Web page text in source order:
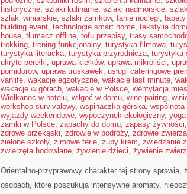
historyczne, szlaki kulinarne, szlaki nadmorskie,
szlaki winiarskie, szlaki zamków, tanie noclegi,
building event, technologie smart home, tekstylia
house, tłumacz offline, tofu przepisy, trasy
trekking, trening funkcjonalny, turystyka filmowa,
turystyka literacka, turystyka przyrodnicza, turystyka
ukryte perełki, uprawa kiełków, uprawa mikroliści,
pomidorów, uprawa truskawek, usługi cateringowe
vanlife, wakacje egzotyczne, wakacje last minute,
wakacje w górach, wakacje w Polsce, wentylacja
Wielkanoc w hotelu, wilgoć w domu, wine pairing,
workshop survivalowy, wspinaczka górska,
wyjazdy weekendowe, wypoczynek ekologiczny,
zamki w Polsce, zapachy do domu, zapasy żywności,
zdrowe przekąski, zdrowie w podróży, zdrowie
zielone szkoły, zimowe ferie, zupy krem, zwiedzanie
zwierzęta hodowlane, żywienie dzieci, żywienie
Orientalno-przyprawowy charakter tej strony
osobach, które poszukują intensywne aromaty,